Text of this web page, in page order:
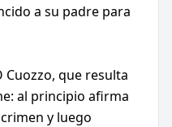
a su padre para
Cuozzo, que resulta
al principio afirma
y luego